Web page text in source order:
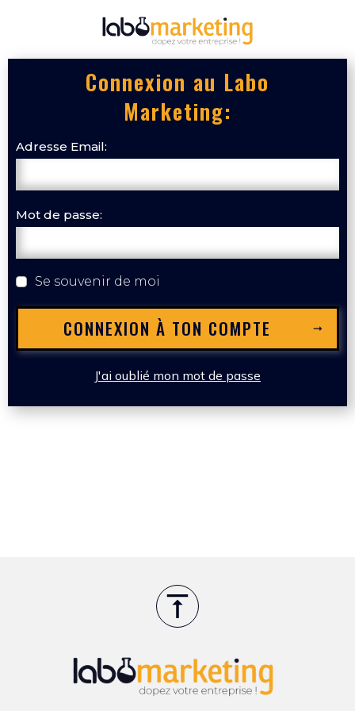
Connexion au Labo
Marketing:
Adresse Email:
Mot de passe:
Se souvenir de moi
CONNEXION À TON COMPTE
J'ai oublié mon mot de passe